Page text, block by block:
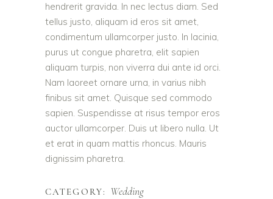
hendrerit gravida. In nec lectus diam. Sed
tellus justo, aliquam id eros sit amet,
condimentum ullamcorper justo. In lacinia,
purus ut congue pharetra, elit sapien
aliquam turpis, non viverra dui ante id orci.
Nam laoreet ornare urna, in varius nibh
finibus sit amet. Quisque sed commodo
sapien. Suspendisse at risus tempor eros
auctor ullamcorper. Duis ut libero nulla. Ut
et erat in quam mattis rhoncus. Mauris
dignissim pharetra.
CATEGORY: Wedding